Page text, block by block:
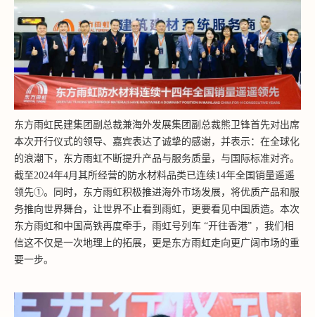
东方雨虹民建集团副总裁兼海外发展集团副总裁熊卫锋首先对出席
本次开行仪式的领导、嘉宾表达了诚挚的感谢，并表示：在全球化
的浪潮下，东方雨虹不断提升产品与服务质量，与国际标准对齐。
截至2024年4月其所经营的防水材料品类已连续14年全国销量遥遥
领先①。同时，东方雨虹积极推进海外市场发展，将优质产品和服
务推向世界舞台，让世界不止看到雨虹，更要看见中国质造。本次
东方雨虹和中国高铁再度牵手，雨虹号列车 “开往香港” ，我们相
信这不仅是一次地理上的拓展，更是东方雨虹走向更广阔市场的重
要一步。